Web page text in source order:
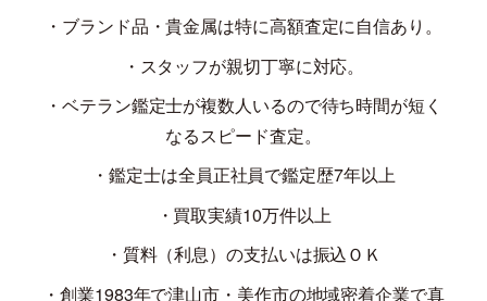
・ブランド品・貴金属は特に高額査定に自信あり。
・スタッフが親切丁寧に対応。
・ベテラン鑑定士が複数人いるので待ち時間が短く
なるスピード査定。
・鑑定士は全員正社員で鑑定歴7年以上
・買取実績10万件以上
・質料（利息）の支払いは振込ＯＫ
・創業1983年で津山市・美作市の地域密着企業で真